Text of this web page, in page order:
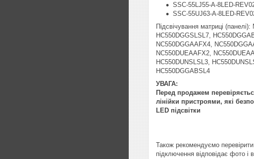
SSC-55LJ55-A-8LED-
SSC-55UJ63-A-8LED-
Підсвічування матриці
HC550DGGSLSL7,
NC550DGGAAFX4,
NC550DUEAAFX2,
HC550DUNSLSL3,
HC550DGGABSL4
УВАГА:
Перед продажем
лінійки пристроями, які
LED підсвітки
Також рекомендуємо
підключення відповідає фото і